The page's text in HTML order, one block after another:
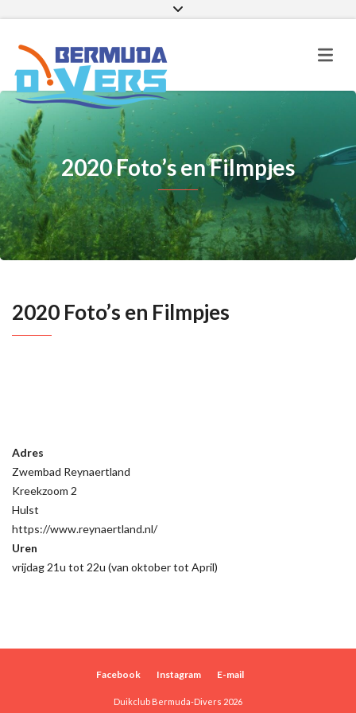
Facebook
2020 Foto’s en Filmpjes
2020 Foto’s en Filmpjes
Adres
Zwembad Reynaertland
Kreekzoom 2
Hulst
https://www.reynaertland.nl/
Uren
vrijdag 21u tot 22u (van oktober tot April)
Facebook Instagram E-mail
Duikclub Bermuda-Divers 2026